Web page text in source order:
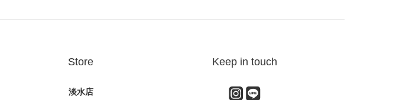
Store
淡水店
Keep in touch